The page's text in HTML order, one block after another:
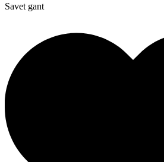
Savet gant